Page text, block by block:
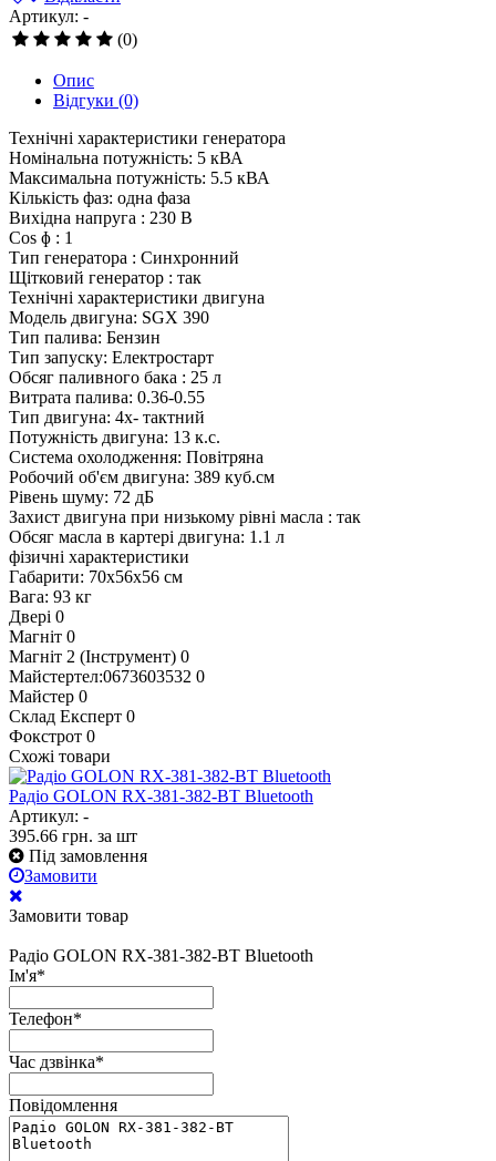
Артикул: -
(0)
Опис
Відгуки (0)
Технічні характеристики генератора
Номінальна потужність: 5 кВА
Максимальна потужність: 5.5 кВА
Кількість фаз: одна фаза
Вихідна напруга : 230 В
Cos ɸ : 1
Тип генератора : Синхронний
Щітковий генератор : так
Технічні характеристики двигуна
Модель двигуна: SGX 390
Тип палива: Бензин
Тип запуску: Електростарт
Обсяг паливного бака : 25 л
Витрата палива: 0.36-0.55
Тип двигуна: 4х- тактний
Потужність двигуна: 13 к.с.
Система охолодження: Повітряна
Робочий об'єм двигуна: 389 куб.см
Рівень шуму: 72 дБ
Захист двигуна при низькому рівні масла : так
Обсяг масла в картері двигуна: 1.1 л
фізичні характеристики
Габарити: 70x56x56 см
Вага: 93 кг
Двері 0
Магніт 0
Магніт 2 (Інструмент) 0
Майстертел:0673603532 0
Майстер 0
Склад Експерт 0
Фокстрот 0
Схожі товари
Радіо GOLON RX-381-382-BT Bluetooth
Артикул: -
395.66 грн. за шт
Під замовлення
Замовити
Замовити товар
Радіо GOLON RX-381-382-BT Bluetooth
Ім'я*
Телефон*
Час дзвінка*
Повідомлення